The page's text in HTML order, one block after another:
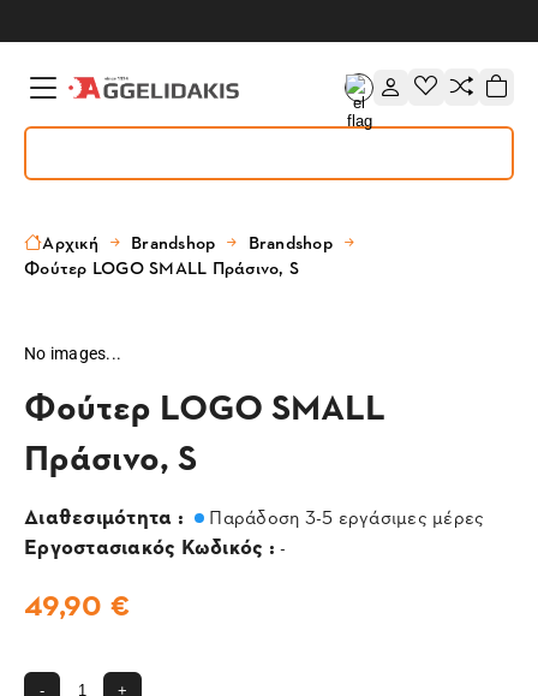
Αρχική Brandshop
Brandshop
Φούτερ LOGO SMALL Πράσινο, S
No images...
Φούτερ LOGO SMALL
Πράσινο, S
Διαθεσιμότητα : Παράδοση 3-5 εργάσιμες μέρες
Εργοστασιακός Κωδικός : -
49,90 €
- +